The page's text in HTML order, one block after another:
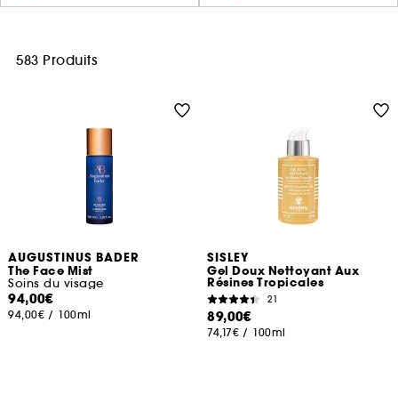
583 Produits
AUGUSTINUS BADER
The Face Mist
Soins du visage
94,00€
94,00€ / 100ml
SISLEY
Gel Doux Nettoyant Aux
Résines Tropicales
21
89,00€
74,17€ / 100ml